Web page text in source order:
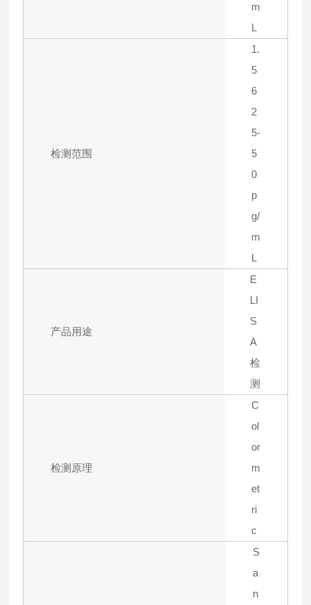
m
L
检测范围
1.
5
6
2
5-
5
0
p
g/
m
L
产品用途
E
LI
S
A
检
测
检测原理
C
ol
or
m
et
ri
c
S
a
n